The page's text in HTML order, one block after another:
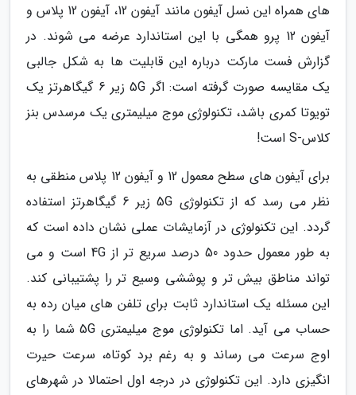
های همراه این نسل آیفون مانند آیفون 12، آیفون 12 پلاس و
آیفون 12 پرو همگی با این استاندارد عرضه می شوند. در
گزارش فست مارکت درباره این قابلیت ها به شکل جالبی
یک مقایسه صورت گرفته است: اگر 5G زیر 6 گیگاهرتز یک
تویوتا کمری باشد، تکنولوژی موج میلیمتری یک مرسدس بنز
کلاس-S است!
برای آیفون های سطح معمول 12 و آیفون 12 پلاس منطقی به
نظر می رسد که از تکنولوژی 5G زیر 6 گیگاهرتز استفاده
گردد. این تکنولوژی در آزمایشات عملی نشان داده است که
به طور معمول حدود 50 درصد سریع تر از 4G است و می
تواند مناطق بیش تر و پوششی وسیع تر را پشتیبانی کند.
این مسئله یک استاندارد ثابت برای تلفن های میان رده به
حساب می آید. اما تکنولوژی موج میلیمتری 5G شما را به
اوج سرعت می رساند و به رغم برد کوتاه، سرعت حیرت
انگیزی دارد. این تکنولوژی در درجه اول احتمالا در شهرهای